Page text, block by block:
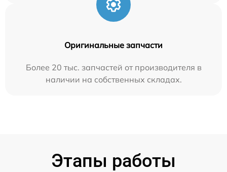
Оригинальные запчасти
Более 20 тыс. запчастей от производителя в
наличии на собственных складах.
Этапы работы